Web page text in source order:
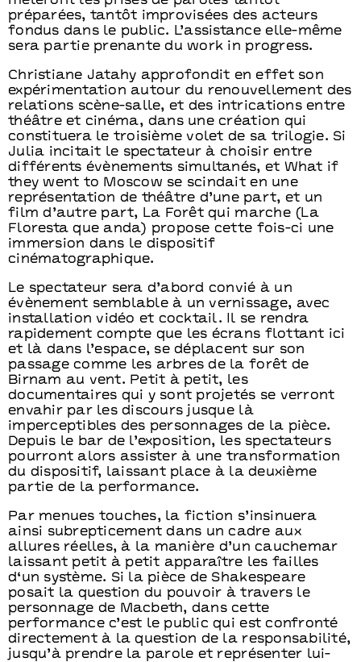
préparées, tantôt improvisées des acteurs
fondus dans le public. L’assistance elle-même
sera partie prenante du work in progress.
Christiane Jatahy approfondit en effet son
expérimentation autour du renouvellement des
relations scène-salle, et des intrications entre
théâtre et cinéma, dans une création qui
constituera le troisième volet de sa trilogie. Si
Julia incitait le spectateur à choisir entre
différents évènements simultanés, et What if
they went to Moscow se scindait en une
représentation de théâtre d’une part, et un
film d’autre part, La Forêt qui marche (La
Floresta que anda) propose cette fois-ci une
immersion dans le dispositif
cinématographique.
Le spectateur sera d’abord convié à un
évènement semblable à un vernissage, avec
installation vidéo et cocktail. Il se rendra
rapidement compte que les écrans flottant ici
et là dans l’espace, se déplacent sur son
passage comme les arbres de la forêt de
Birnam au vent. Petit à petit, les
documentaires qui y sont projetés se verront
envahir par les discours jusque là
imperceptibles des personnages de la pièce.
Depuis le bar de l’exposition, les spectateurs
pourront alors assister à une transformation
du dispositif, laissant place à la deuxième
partie de la performance.
Par menues touches, la fiction s’insinuera
ainsi subrepticement dans un cadre aux
allures réelles, à la manière d’un cauchemar
laissant petit à petit apparaître les failles
d‘un système. Si la pièce de Shakespeare
posait la question du pouvoir à travers le
personnage de Macbeth, dans cette
performance c’est le public qui est confronté
directement à la question de la responsabilité,
jusqu’à prendre la parole et représenter lui-